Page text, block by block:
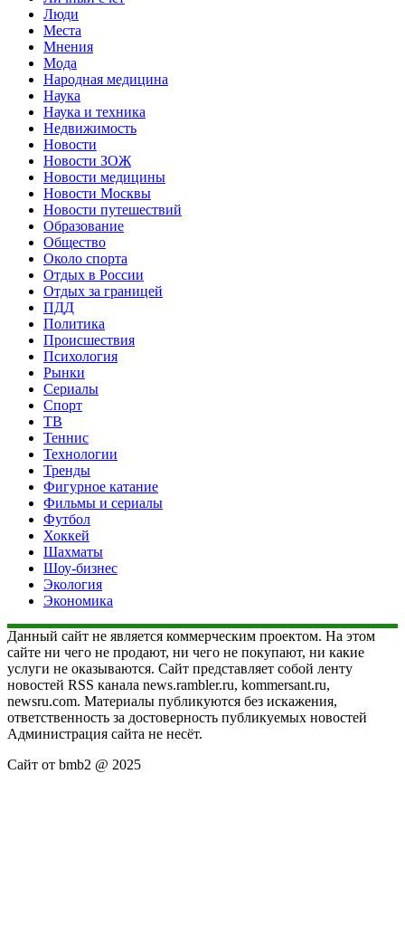
Люди
Места
Мнения
Мода
Народная медицина
Наука
Наука и техника
Недвижимость
Новости
Новости ЗОЖ
Новости медицины
Новости Москвы
Новости путешествий
Образование
Общество
Около спорта
Отдых в России
Отдых за границей
ПДД
Политика
Происшествия
Психология
Рынки
Сериалы
Спорт
ТВ
Теннис
Технологии
Тренды
Фигурное катание
Фильмы и сериалы
Футбол
Хоккей
Шахматы
Шоу-бизнес
Экология
Экономика
Данный сайт не является коммерческим проектом. На этом
сайте ни чего не продают, ни чего не покупают, ни какие
услуги не оказываются. Сайт представляет собой ленту
новостей RSS канала news.rambler.ru, kommersant.ru,
newsru.com. Материалы публикуются без искажения,
ответственность за достоверность публикуемых новостей
Администрация сайта не несёт.
Сайт от bmb2 @ 2025